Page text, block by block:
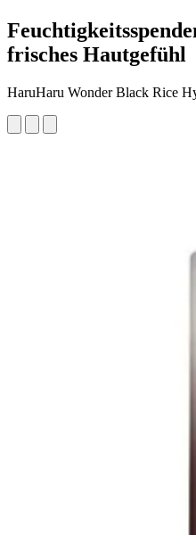
frisches Hautgefühl
HaruHaru Wonder Black Rice